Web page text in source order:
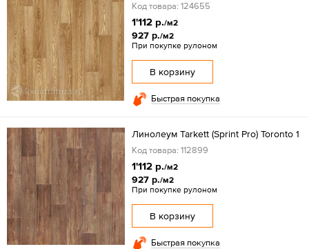
Код товара: 124655
1'112 р./м2
927 р./м2
При покупке рулоном
В корзину
Быстрая покупка
Линолеум Tarkett (Sprint Pro) Toronto 1
Код товара: 112899
1'112 р./м2
927 р./м2
При покупке рулоном
В корзину
Быстрая покупка